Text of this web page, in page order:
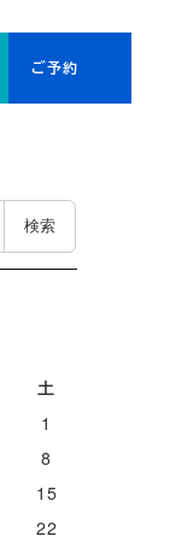
ご予約
検索
土
1
8
15
22